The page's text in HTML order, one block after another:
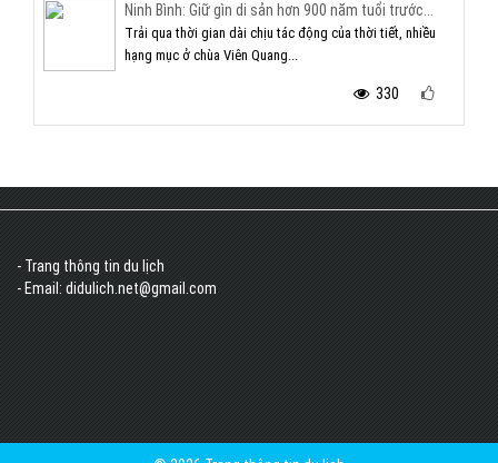
Ninh Bình: Giữ gìn di sản hơn 900 năm tuổi trước...
Trải qua thời gian dài chịu tác động của thời tiết, nhiều
hạng mục ở chùa Viên Quang...
330
- Trang thông tin du lịch
- Email: didulich.net@gmail.com